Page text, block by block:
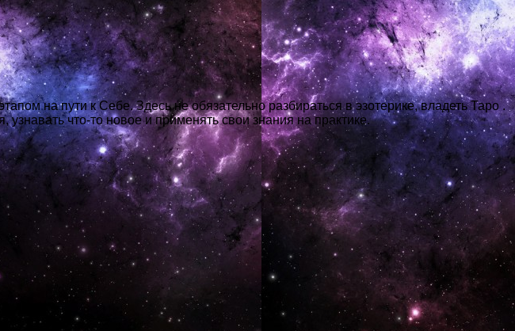
на пути к Себе. Здесь не обязательно разбираться в эзотерике, владеть Таро .
что-то новое и применять свои знания на практике.